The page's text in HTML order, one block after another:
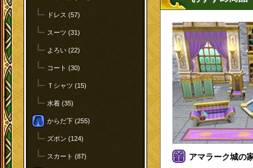
ドレス (57)
スーツ (31)
よろい (22)
コート (30)
Ｔシャツ (15)
水着 (35)
からだ下 (255)
ズボン (124)
スカート (87) アマラーク城の